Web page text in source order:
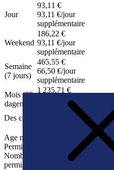
Jour
93,11 €
93,11 €/jour
supplémentaire
Weekend
186,22 €
93,11 €/jour
supplémentaire
Semaine
(7 jours)
465,55 €
66,50 €/jour
supplémentaire
Mois (30
dagen)
1 235,71 €
/jour
supplémentaire
Des conditions pour le conducteur
Age minimal
Permis de conduire
Nombre minimum d'années de
permis de conduire